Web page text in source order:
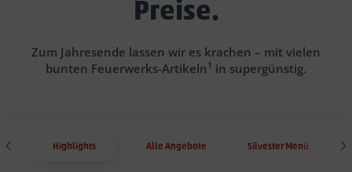
Preise.
Zum Jahresende lassen wir es krachen – mit vielen
bunten Feuerwerks-Artikeln 1 in supergünstig.
Highlights Alle Angebote Silvester Menü